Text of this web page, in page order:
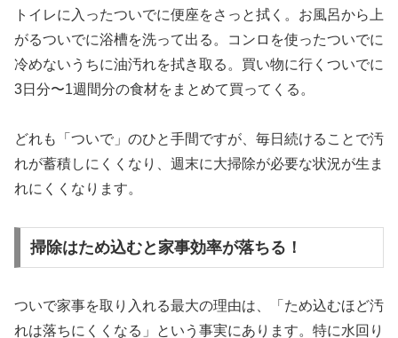
トイレに入ったついでに便座をさっと拭く。お風呂から上
がるついでに浴槽を洗って出る。コンロを使ったついでに
冷めないうちに油汚れを拭き取る。買い物に行くついでに
3日分〜1週間分の食材をまとめて買ってくる。
どれも「ついで」のひと手間ですが、毎日続けることで汚
れが蓄積しにくくなり、週末に大掃除が必要な状況が生ま
れにくくなります。
掃除はため込むと家事効率が落ちる！
ついで家事を取り入れる最大の理由は、「ため込むほど汚
れは落ちにくくなる」という事実にあります。特に水回り